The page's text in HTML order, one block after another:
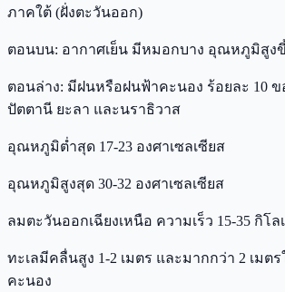
ภาคใต้ (ฝั่งตะวันออก)
ตอนบน: อากาศเย็น มีหมอกบาง อุณหภูมิสูง
ตอนล่าง: มีฝนหรือฝนฟ้าคะนอง ร้อยละ 10 ข
ปัตตานี ยะลา และนราธิวาส
อุณหภูมิต่ำสุด 17-23 องศาเซลเซียส
อุณหภูมิสูงสุด 30-32 องศาเซลเซียส
ลมตะวันออกเฉียงเหนือ ความเร็ว 15-35 กิโ
ทะเลมีคลื่นสูง 1-2 เมตร และมากกว่า 2 เมต
คะนอง